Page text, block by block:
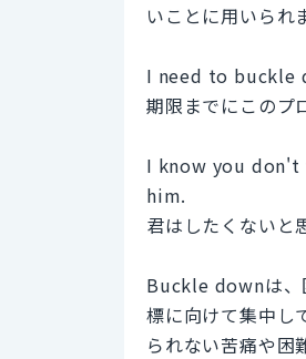
いことに用いられ
I need to buckle
期限までにこのプ
I know you
him.
君はしたくないと
Buckle downは、
標に向けて集中
られない苦痛や困